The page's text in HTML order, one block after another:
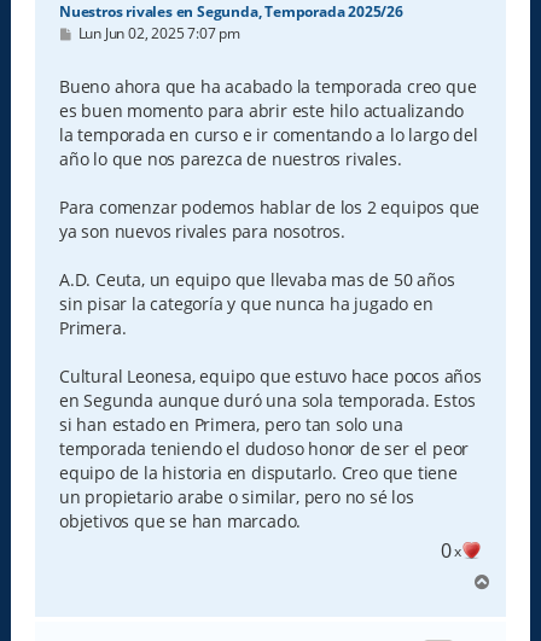
Nuestros rivales en Segunda, Temporada 2025/26
M
s
a
j
e
Lun Jun 02, 2025 7:07 pm
Bueno ahora que ha acabado la temporada creo que
es buen momento para abrir este hilo actualizando
la temporada en curso e ir comentando a lo largo del
año lo que nos parezca de nuestros rivales.
Para comenzar podemos hablar de los 2 equipos que
ya son nuevos rivales para nosotros.
A.D. Ceuta, un equipo que llevaba mas de 50 años
sin pisar la categoría y que nunca ha jugado en
Primera.
Cultural Leonesa, equipo que estuvo hace pocos años
en Segunda aunque duró una sola temporada. Estos
si han estado en Primera, pero tan solo una
temporada teniendo el dudoso honor de ser el peor
equipo de la historia en disputarlo. Creo que tiene
un propietario arabe o similar, pero no sé los
objetivos que se han marcado.
0x
r